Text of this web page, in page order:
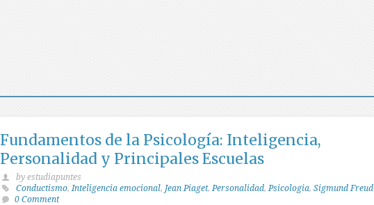
Fundamentos de la Psicología: Inteligencia,
Personalidad y Principales Escuelas
by estudiapuntes
Conductismo,Inteligencia emocional, Jean Piaget,Personalidad,Psicologia, Sigmund Freud
0 Comment